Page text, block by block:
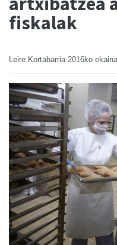
fiskalak
Leire Kortabarria 2016ko